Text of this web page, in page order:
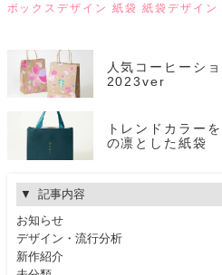
ボックスデザイン 紙袋 紙袋デザイン
人気コーヒーシ
2023ver
トレンドカラー
の凛とした紙袋
記事内容
お知らせ
デザイン・流行分析
新作紹介